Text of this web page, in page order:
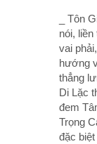
_ Tôn
nói,
vai
hướng
thẳng
Di Lặc
đem
Trọng
đặc